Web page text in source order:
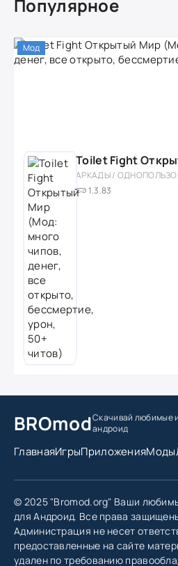
Популярное
Мод
1.3.83
BROmodСкачивай любимые
андроид
ГлавнаяИгрыПриложенияМоды
© 2025 "Bromod.org" Ваши
для Андроид. Все права
Администрация не несет
предоставленные на сайте
удален по требованию